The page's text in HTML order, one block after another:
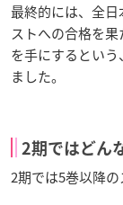
最終的には、全
ストへの合格を
を手にするとい
ました。
2期ではどん
2期では5巻以降の